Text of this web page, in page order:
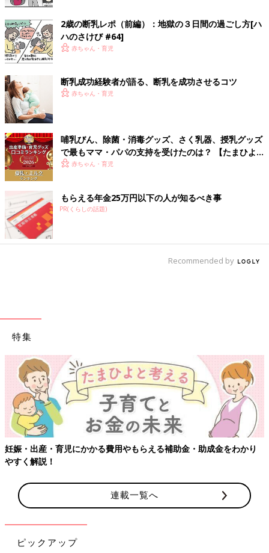
も。
まわりの意見もあり、いつまで授乳が続くのかな？と不安になる
こともありますが、いつかは終わるもの。今しかできない授乳と
いう最高のスキンシップを楽しんでおけるといいですね。
【3歳で自然卒乳】
うちは3歳です。長いですが、自然卒乳でした。次の予定もなか
ったし、食が細くカンの強い子でしたから母乳が精神安定剤だっ
たので、本人がもういいと言うまであげようと思っていました。
3歳になってまもなく「もうそろそろやめる？」と聞いたら「う
ん、やめる」とのこと。長かったけど、とてもあっさりとしてい
ました。
【9カ月で卒乳】
離乳食も順調で食べる事の方が楽しかったようで、授乳も8カ月
ぐらいから夜就寝前の1回になり、9カ月になってすぐのある日の
夜、いつも通り授乳しようと胸を出したら、両手で私の胸を押
し、要らないという仕草を見せたその日から一切飲まなくなりま
嬉しいのと、ちょっと寂しいのもあり、泣きました。
卒乳してさみしい気持ちに…
ママの睡眠不足の原因にもなる授乳。それにより早く卒乳しない
かなと思うママも多いようです。しかし意外と卒乳がスムーズに
行きすぎても寂しく切なくなるのが母心。成長しているあかしと
は思っても突然の変化はなかなかスムーズには受け入れられない
ものですよね。
先輩ママの体験談によると、卒乳させる気はないのに気づいたら
授乳の間隔があくようになっていたというお子さんも。いつの間
もう赤ちゃんから卒業しようとしているのかもしれません。自分
でしっかりと成長していけるママ思いなしっかり者のお子さんで
卒乳は必ずいつかはやってくるものだから、うちの子遅いのか
な？なんて心配しすぎるよりはあげられるうちは授乳しようと気
2歳の断乳レポ（前編）：地獄の３日間の過ごし方[ハ
ハのさけび #64]
赤ちゃん・育児
断乳成功経験者が語る、断乳を成功させるコツ
赤ちゃん・育児
哺乳びん、除菌・消毒グッズ、さく乳器、授乳グッズ
で最もママ・パパの支持を受けたのは？ 【たまひよ
赤ちゃんグッズ大賞2026】
赤ちゃん・育児
もらえる年金25万円以下の人が知るべき事
PR(くらしの話題)
Recommended by
特集
妊娠・出産・育児にかかる費用やもらえる補助金・助成金をわかり
やすく解説！
連載一覧へ
ピックアップ